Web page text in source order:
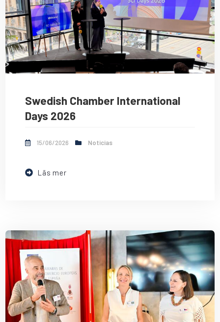
Swedish Chamber International
Days 2026
15/06/2026 Noticias
Läs mer